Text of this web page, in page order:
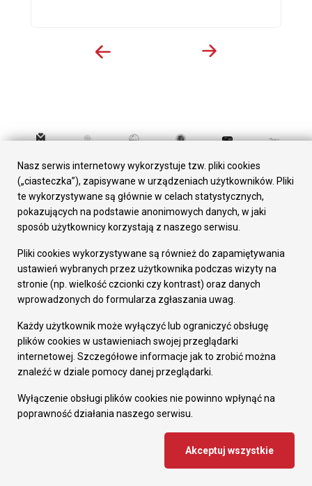
Zapisz się na newsletter
Bądź na bieżąco z Rudą Śląską!
Szereg informacji o wydarzeniach kulturalnych, sprawach
mieszkańców oraz o tym, co dzieje się na co dzień w mieście.
Nasz serwis internetowy wykorzystuje tzw. pliki cookies
(„ciasteczka”), zapisywane w urządzeniach użytkowników. Pliki
te wykorzystywane są głównie w celach statystycznych,
pokazujących na podstawie anonimowych danych, w jaki
sposób użytkownicy korzystają z naszego serwisu.
Pliki cookies wykorzystywane są również do zapamiętywania
ustawień wybranych przez użytkownika podczas wizyty na
stronie (np. wielkość czcionki czy kontrast) oraz danych
wprowadzonych do formularza zgłaszania uwag.
Każdy użytkownik może wyłączyć lub ograniczyć obsługę
plików cookies w ustawieniach swojej przeglądarki
internetowej. Szczegółowe informacje jak to zrobić można
znaleźć w dziale pomocy danej przeglądarki.
Wyłączenie obsługi plików cookies nie powinno wpłynąć na
poprawność działania naszego serwisu.
Akceptuj wszystkie